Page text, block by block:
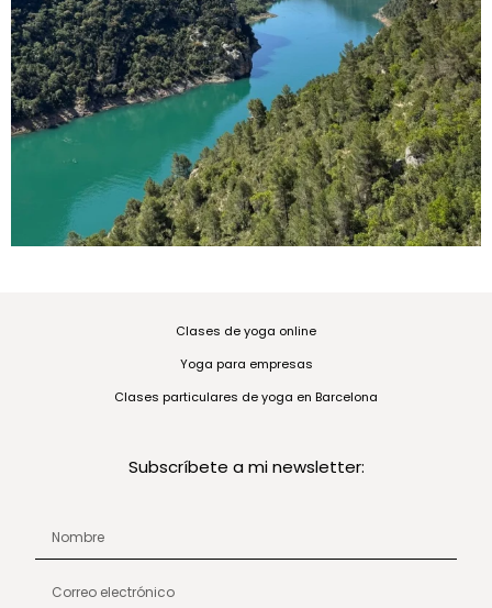
Clases de yoga online
Yoga para empresas
Clases particulares de yoga en Barcelona
Subscríbete a mi newsletter: